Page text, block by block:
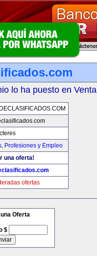
lo ha puesto en Venta
, Profesiones y Empleo
una oferta!
ofertas
Oferta
$